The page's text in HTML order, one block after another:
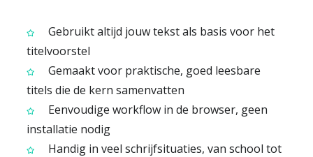
Gebruikt altijd jouw tekst als basis voor het
titelvoorstel
Gemaakt voor praktische, goed leesbare
titels die de kern samenvatten
Eenvoudige workflow in de browser, geen
installatie nodig
Handig in veel schrijfsituaties, van school tot